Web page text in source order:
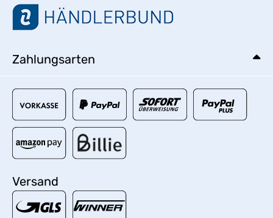
Zahlungsarten
Versand